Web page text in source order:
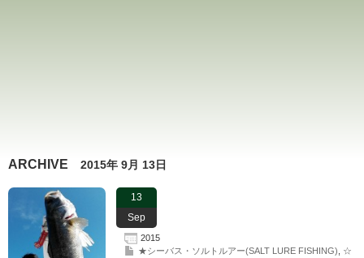
ARCHIVE 2015年 9月 13日
13
Sep
2015
★シーバス・ソルトルアー(SALT LURE FISHING)
☆